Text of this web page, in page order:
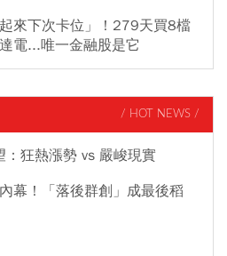
來下次卡位」！279天買8檔
電...唯一金融股是它
/ HOT NEWS /
狂熱漲勢 vs 嚴峻現實
幕！「落後群創」成最後稻